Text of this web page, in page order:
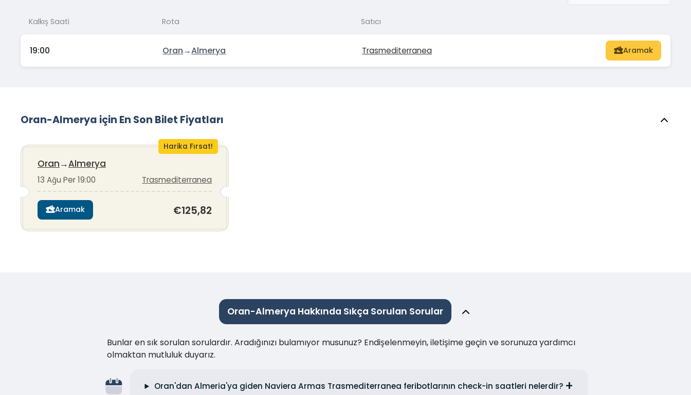
Kalkış Saati Rota Satıcı
19:00 Oran→Almerya Trasmediterranea Aramak
Oran-Almerya için En Son Bilet Fiyatları
Harika Fırsat!
Oran→Almerya
13 Ağu Per 19:00 Trasmediterranea
Aramak €125,82
Oran-Almerya Hakkında Sıkça Sorulan Sorular
Bunlar en sık sorulan sorulardır. Aradığınızı bulamıyor musunuz? Endişelenmeyin, iletişime geçin ve sorunuza yardımcı
olmaktan mutluluk duyarız.
Oran'dan Almeria'ya giden Naviera Armas Trasmediterranea feribotlarının check-in saatleri nelerdir?